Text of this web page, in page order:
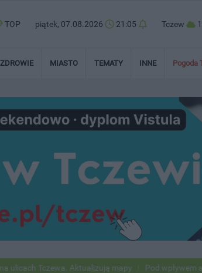
TOP piątek, 07.08.2026 21:05 Tczew
ZDROWIE MIASTO TEMATY INNE Pogoda
Tczewa. Aktualizują mapy Pod wpływem